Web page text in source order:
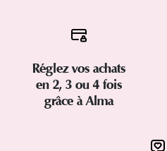
Réglez vos achats
en 2, 3 ou 4 fois
grâce à Alma